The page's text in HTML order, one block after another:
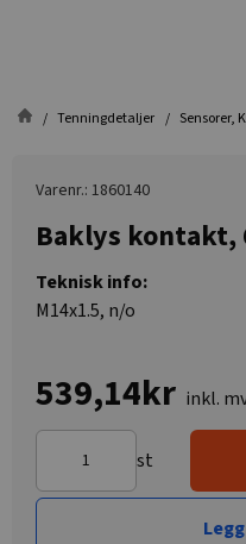
Tenningdetaljer Sensorer,
Varenr.: 1860140
Baklys kontakt,
Teknisk info:
M14x1.5, n/o
539,14kr inkl.
st